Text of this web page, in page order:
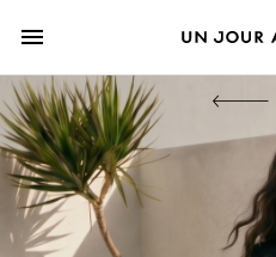
menu